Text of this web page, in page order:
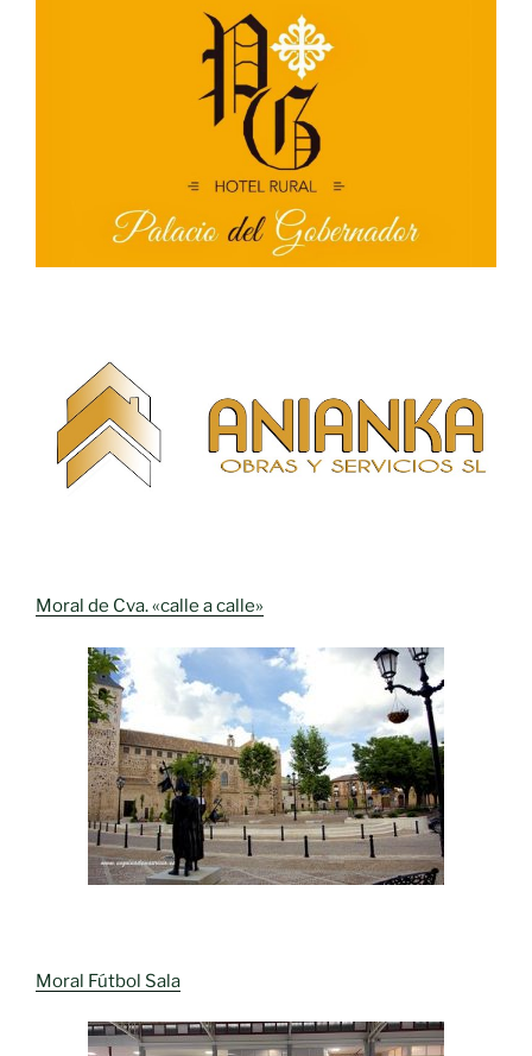
Moral de Cva. «calle a calle»
Moral Fútbol Sala